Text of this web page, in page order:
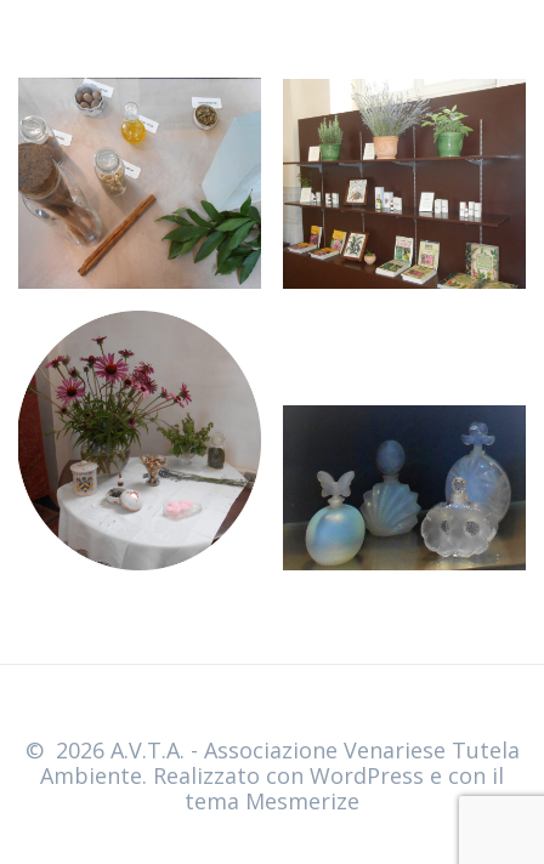
© 2026 A.V.T.A. - Associazione Venariese Tutela
Ambiente. Realizzato con WordPress e con il
tema Mesmerize